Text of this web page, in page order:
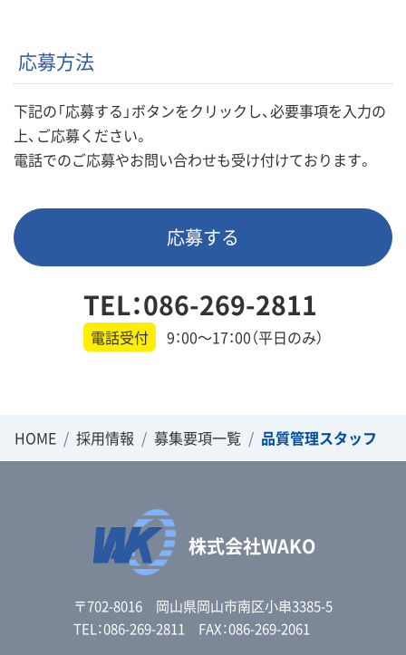
応募方法
下記の「応募する」ボタンをクリックし、必要事項を入力の
上、ご応募ください。
電話でのご応募やお問い合わせも受け付けております。
応募する
TEL：086-269-2811
電話受付 9：00～17：00（平日のみ）
HOME 採用情報 募集要項一覧 品質管理スタッフ
株式会社WAKO
〒702-8016 岡山県岡山市南区小串3385-5
TEL：086-269-2811 FAX：086-269-2061